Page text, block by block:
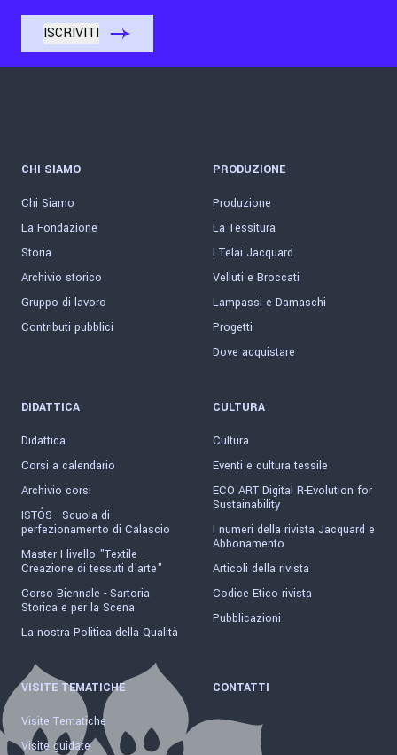
CHI SIAMO
Chi Siamo
La Fondazione
Storia
Archivio storico
Gruppo di lavoro
Contributi pubblici
PRODUZIONE
Produzione
La Tessitura
I Telai Jacquard
Velluti e Broccati
Lampassi e Damaschi
Progetti
Dove acquistare
DIDATTICA
Didattica
Corsi a calendario
Archivio corsi
ISTÓS - Scuola di
perfezionamento di Calascio
Master I livello "Textile -
Creazione di tessuti d'arte"
Corso Biennale - Sartoria
Storica e per la Scena
La nostra Politica della Qualità
CULTURA
Cultura
Eventi e cultura tessile
ECO ART Digital R-Evolution for
Sustainability
I numeri della rivista Jacquard e
Abbonamento
Articoli della rivista
Codice Etico rivista
Pubblicazioni
VISITE TEMATICHE
Visite Tematiche
Visite guidate
CONTATTI